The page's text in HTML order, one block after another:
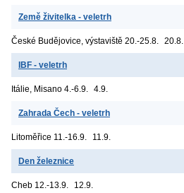
Země živitelka - veletrh
České Budějovice, výstaviště 20.-25.8. 20.8.
IBF - veletrh
Itálie, Misano 4.-6.9. 4.9.
Zahrada Čech - veletrh
Litoměřice 11.-16.9. 11.9.
Den železnice
Cheb 12.-13.9. 12.9.